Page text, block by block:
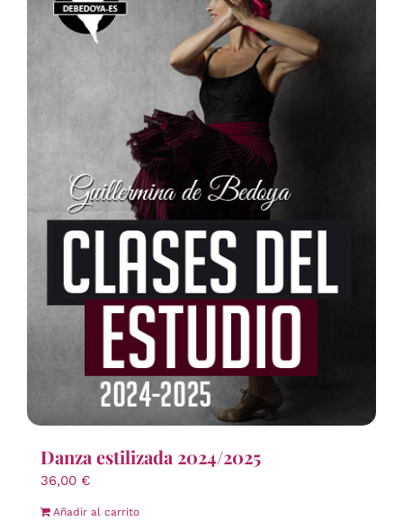
Danza estilizada 2024/2025
36,00 €
Añadir al carrito